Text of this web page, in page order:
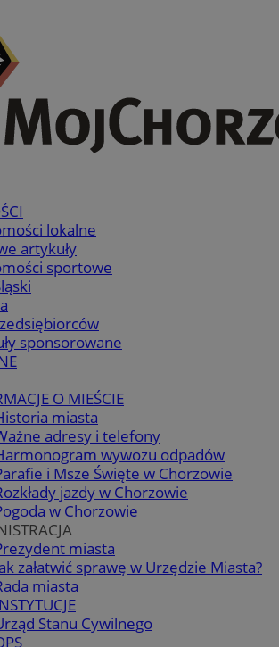
lokalne
artykuły
sportowe
sponsorowane
O MIEŚCIE
miasta
adresy i telefony
wywozu odpadów
i Msze Święte w Chorzowie
jazdy w Chorzowie
w Chorzowie
miasta
załatwić sprawę w Urzędzie Miasta?
miasta
Stanu Cywilnego